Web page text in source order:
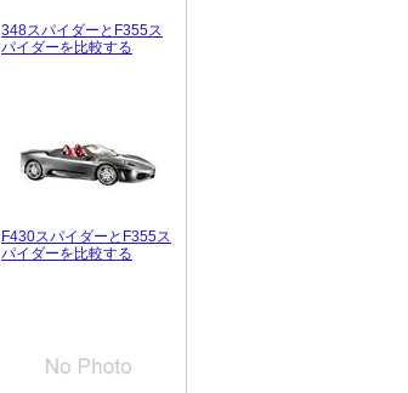
348スパイダーとF355ス
パイダーを比較する
F430スパイダーとF355ス
パイダーを比較する